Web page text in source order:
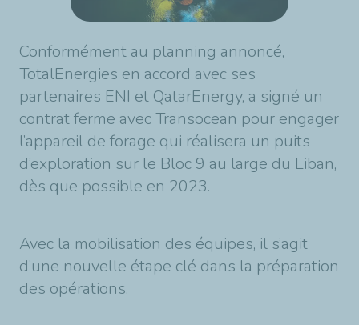
Conformément au planning annoncé,
TotalEnergies en accord avec ses
partenaires ENI et QatarEnergy, a signé un
contrat ferme avec Transocean pour engager
l’appareil de forage qui réalisera un puits
d’exploration sur le Bloc 9 au large du Liban,
dès que possible en 2023.
Avec la mobilisation des équipes, il s’agit
d’une nouvelle étape clé dans la préparation
des opérations.